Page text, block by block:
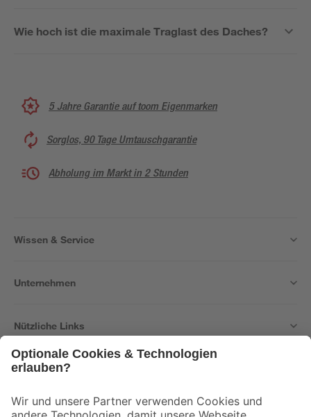
Wie hoch ist die maximale Traglast des Daches?
5 Jahre Garantie auf toom Eigenmarken
Sorglos, 90 Tage Umtauschgarantie
Abholung im Markt in 2 Stunden
Wissen & Service
Unternehmen
Nützliche Links
Der toom Newsletter: Keine Angebote und Aktionen mehr verpassen!